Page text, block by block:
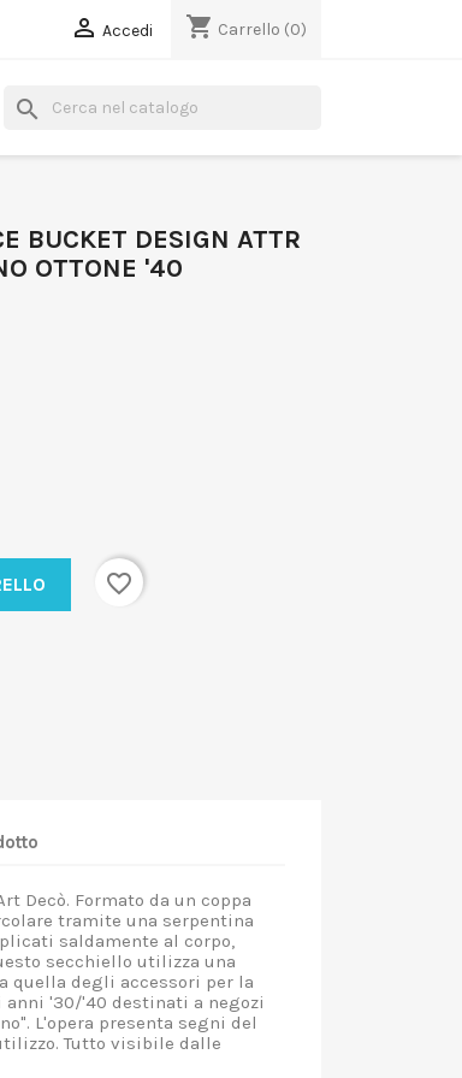
 Accedi shopping_cart Carrello (0)
search
BUCKET DESIGN ATTR
OTTONE '40
favorite_border
Decò. Formato da un coppa
tramite una serpentina
saldamente al corpo,
secchiello utilizza una
quella degli accessori per la
'30/'40 destinati a negozi
L'opera presenta segni del
Tutto visibile dalle